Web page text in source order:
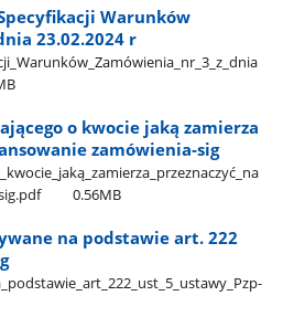
Warunków
23.02.2024 r
o kwocie jaką zamierza
zamówienia-sig
0.56MB
na podstawie art. 222